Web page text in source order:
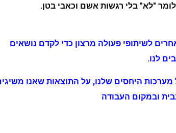
"לא" בלי רגשות אשם וכאבי בטן.
לשיתופי פעולה מרצון כדי לקדם נושאים
לנו.
היחסים שלנו, על התוצאות שאנו
ובמקום העבודה